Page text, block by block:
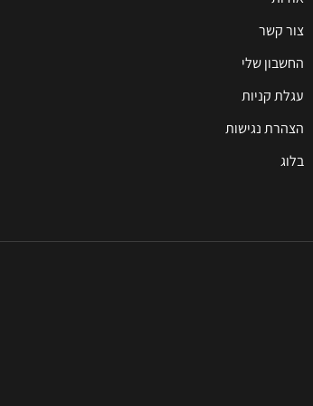
צור קשר
החשבון שלי
עגלת קניות
הצהרת נגישות
בלוג